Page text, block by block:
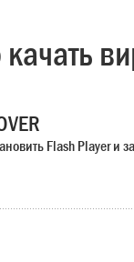
Flash Player и